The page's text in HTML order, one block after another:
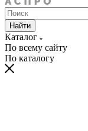
Найти
Каталог
По всему сайту
По каталогу